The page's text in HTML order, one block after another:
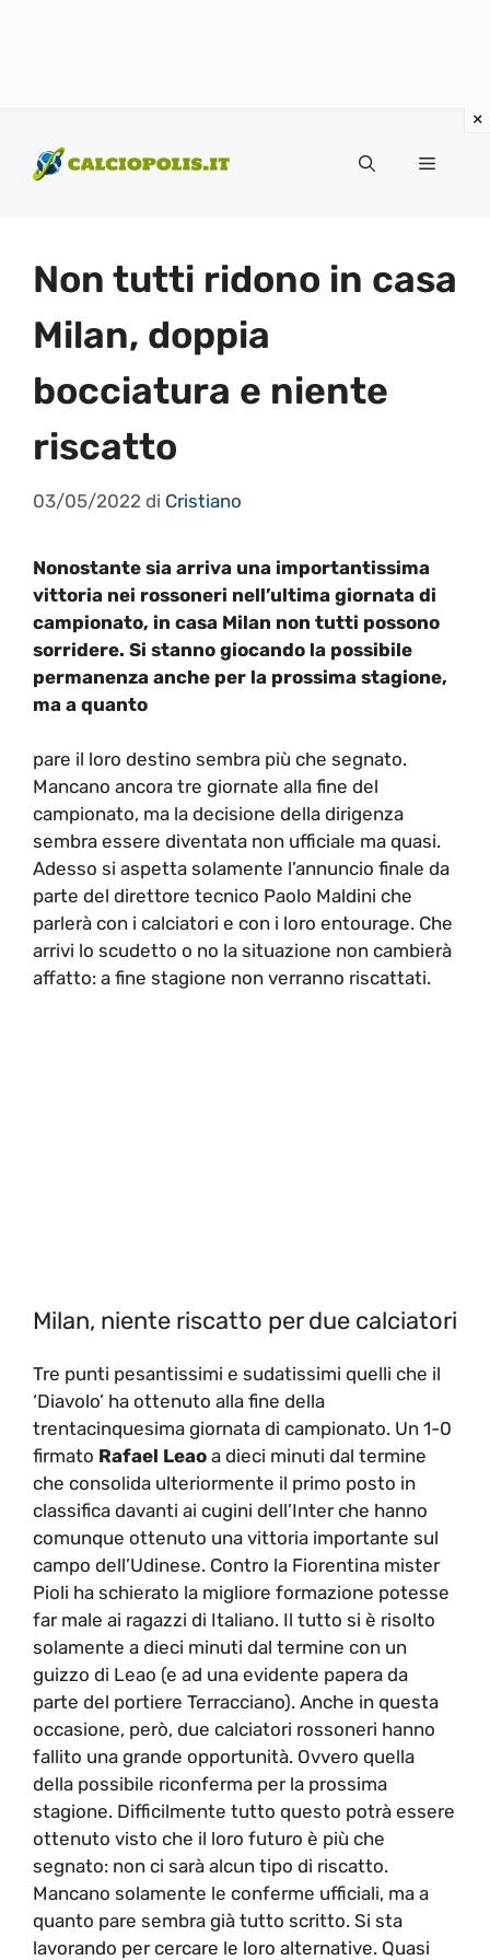
contenuto
Menu
Non tutti ridono in casa
Milan, doppia
bocciatura e niente
riscatto
03/05/2022 di Cristiano
Nonostante sia arriva una importantissima
vittoria nei rossoneri nell’ultima giornata di
campionato, in casa Milan non tutti possono
sorridere. Si stanno giocando la possibile
permanenza anche per la prossima stagione,
ma a quanto
pare il loro destino sembra più che segnato.
Mancano ancora tre giornate alla fine del
campionato, ma la decisione della dirigenza
sembra essere diventata non ufficiale ma quasi.
Adesso si aspetta solamente l’annuncio finale da
parte del direttore tecnico Paolo Maldini che
parlerà con i calciatori e con i loro entourage. Che
arrivi lo scudetto o no la situazione non cambierà
affatto: a fine stagione non verranno riscattati.
Milan, niente riscatto per due calciatori
Tre punti pesantissimi e sudatissimi quelli che il
‘Diavolo’ ha ottenuto alla fine della
trentacinquesima giornata di campionato. Un 1-0
firmato Rafael Leao a dieci minuti dal termine
che consolida ulteriormente il primo posto in
classifica davanti ai cugini dell’Inter che hanno
comunque ottenuto una vittoria importante sul
campo dell’Udinese. Contro la Fiorentina mister
Pioli ha schierato la migliore formazione potesse
far male ai ragazzi di Italiano. Il tutto si è risolto
solamente a dieci minuti dal termine con un
guizzo di Leao (e ad una evidente papera da
parte del portiere Terracciano). Anche in questa
occasione, però, due calciatori rossoneri hanno
fallito una grande opportunità. Ovvero quella
della possibile riconferma per la prossima
stagione. Difficilmente tutto questo potrà essere
ottenuto visto che il loro futuro è più che
segnato: non ci sarà alcun tipo di riscatto.
Mancano solamente le conferme ufficiali, ma a
quanto pare sembra già tutto scritto. Si sta
lavorando per cercare le loro alternative. Quasi